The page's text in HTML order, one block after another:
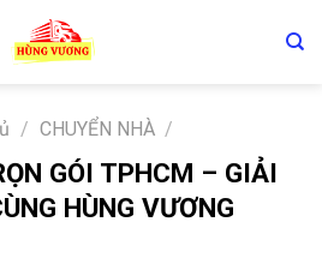
/ CHUYỂN NHÀ /
GÓI TPHCM – GIẢI
HÙNG VƯƠNG